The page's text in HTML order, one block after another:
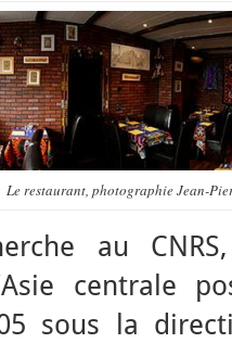
Le restaurant, photographie Jean-
au
centrale
sous la